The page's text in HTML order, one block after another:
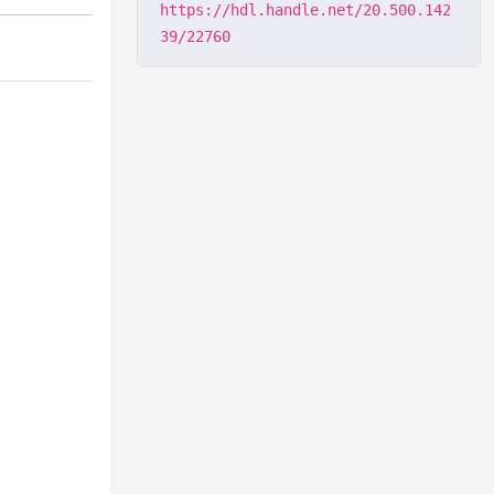
https://hdl.handle.net/20.500.142
39/22760